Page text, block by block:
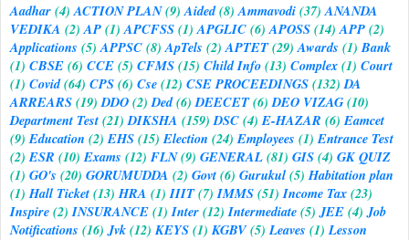
Aadhar(4) ACTION PLAN(9) Aided(8) Ammavodi(37) ANANDA
VEDIKA (2) AP(1) APCFSS(1) APGLIC(6) APOSS(14) APP(2)
Applications (5) APPSC(8) ApTels (2) APTET(29) Awards (1) Bank
(1) CBSE(6) CCE(5) CFMS(15) Child Info(13) Complex(1) Court
(1) Covid(64) CPS(6) Cse(12) CSE PROCEEDINGS(132) DA
ARREARS(19) DDO(2) Ded(6) DEECET(6) DEO VIZAG(10)
Department Test(21) DIKSHA (159) DSC(4) E-HAZAR (6) Eamcet
(9) Education (2) EHS(15) Election (24) Employees (1) Entrance Test
(2) ESR (10) Exams (12) FLN(9) GENERAL(81) GIS(4) GK QUIZ
(1) GO's (20) GORUMUDDA (2) Govt(6) Gurukul(5) Habitation plan
(1) Hall Ticket(13) HRA (1) IIIT(7) IMMS(51) Income Tax(23)
Inspire(2) INSURANCE(1) Inter(12) Intermediate(5) JEE(4) Job
Notifications (16) Jvk(12) KEYS(1) KGBV(5) Leaves (1) Lesson